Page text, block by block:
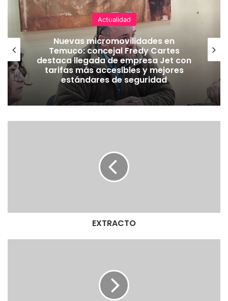
Actualidad
Nuevas micromovilidades en
Temuco: concejal Fredy Cartes
destaca llegada de empresa Jet con
tarifas más accesibles y mejores
estándares de seguridad
EXTRACTO